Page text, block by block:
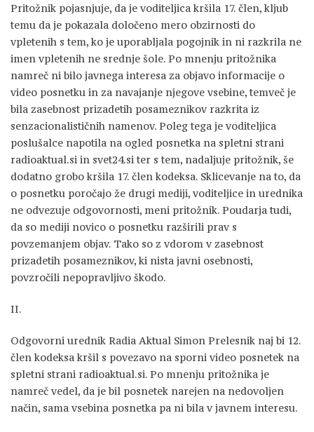
Pritožnik pojasnjuje, da je voditeljica kršila 17. člen, kljub
temu da je pokazala določeno mero obzirnosti do
vpletenih s tem, ko je uporabljala pogojnik in ni razkrila ne
imen vpletenih ne srednje šole. Po mnenju pritožnika
namreč ni bilo javnega interesa za objavo informacije o
video posnetku in za navajanje njegove vsebine, temveč je
bila zasebnost prizadetih posameznikov razkrita iz
senzacionalističnih namenov. Poleg tega je voditeljica
poslušalce napotila na ogled posnetka na spletni strani
radioaktual.si in svet24.si ter s tem, nadaljuje pritožnik, še
dodatno grobo kršila 17. člen kodeksa. Sklicevanje na to, da
o posnetku poročajo že drugi mediji, voditeljice in urednika
ne odvezuje odgovornosti, meni pritožnik. Poudarja tudi,
da so mediji novico o posnetku razširili prav s
povzemanjem objav. Tako so z vdorom v zasebnost
prizadetih posameznikov, ki nista javni osebnosti,
povzročili nepopravljivo škodo.
II.
Odgovorni urednik Radia Aktual Simon Prelesnik naj bi 12.
člen kodeksa kršil s povezavo na sporni video posnetek na
spletni strani radioaktual.si. Po mnenju pritožnika je
namreč vedel, da je bil posnetek narejen na nedovoljen
način, sama vsebina posnetka pa ni bila v javnem interesu.